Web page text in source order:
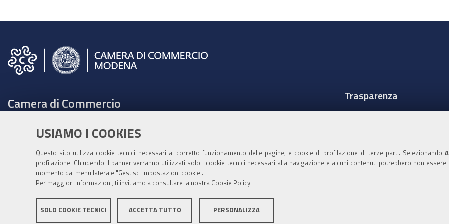
USIAMO I COOKIES
Questo sito utilizza cookie tecnici necessari al corretto funzionamento delle pagine, e cookie di profilazione di terze parti. Selezionando
profilazione. Chiudendo il banner verranno utilizzati solo i cookie tecnici necessari alla navigazione e alcuni contenuti potrebbero non
momento dal menu laterale "Gestisci impostazioni cookie".
Per maggiori informazioni, ti invitiamo a consultare la nostra Cookie Policy
SOLO COOKIE TECNICI ACCETTA TUTTO PERSONALIZZA
Camera di Commercio
Tel. 059208111 -URP
Contabilità speciale Banca d'Italia:
IT75Q 01000 04306 TU00 0001 3855
Fatt. elettronica - Cod. univoco: XECKYI
cameradicommercio@mo.legalmail.camcom.it
Trasparenza
Pubblicità Legale